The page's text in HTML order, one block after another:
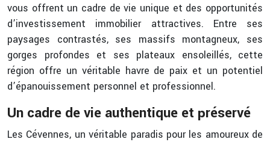
vous offrent un cadre de vie unique et des opportunités
d’investissement immobilier attractives. Entre ses
paysages contrastés, ses massifs montagneux, ses
gorges profondes et ses plateaux ensoleillés, cette
région offre un véritable havre de paix et un potentiel
d’épanouissement personnel et professionnel.
Un cadre de vie authentique et préservé
Les Cévennes, un véritable paradis pour les amoureux de